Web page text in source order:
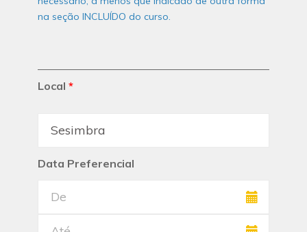
na seção INCLUÍDO do curso.
Local *
Data Preferencial